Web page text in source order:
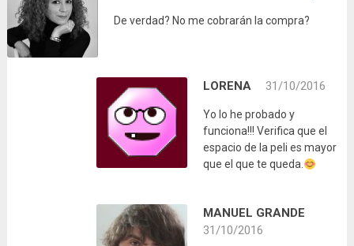
De verdad? No me cobrarán la compra?
LORENA 31/10/2016
Yo lo he probado y
funciona!!! Verifica que el
espacio de la peli es mayor
que el que te queda.
MANUEL GRANDE
31/10/2016